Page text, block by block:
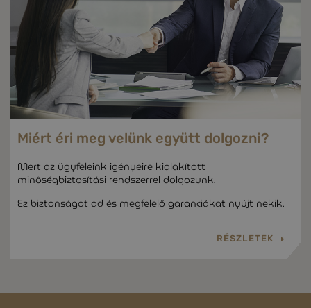
Miért éri meg velünk együtt dolgozni?
Mert az ügyfeleink igényeire kialakított
minőségbiztosítási rendszerrel dolgozunk.
Ez biztonságot ad és megfelelő garanciákat nyújt nekik.
RÉSZLETEK